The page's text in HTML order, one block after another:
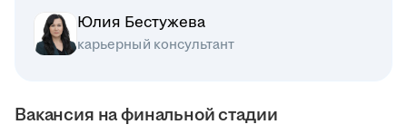
Юлия Бестужева
карьерный консультант
Вакансия на финальной стадии